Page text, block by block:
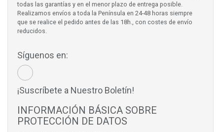
todas las garantías y en el menor plazo de entrega posible.
Realizamos envíos a toda la Península en 24-48 horas siempre
que se realice el pedido antes de las 18h., con costes de envío
reducidos.
Síguenos en:
¡Suscríbete a Nuestro Boletín!
INFORMACIÓN BÁSICA SOBRE
PROTECCIÓN DE DATOS